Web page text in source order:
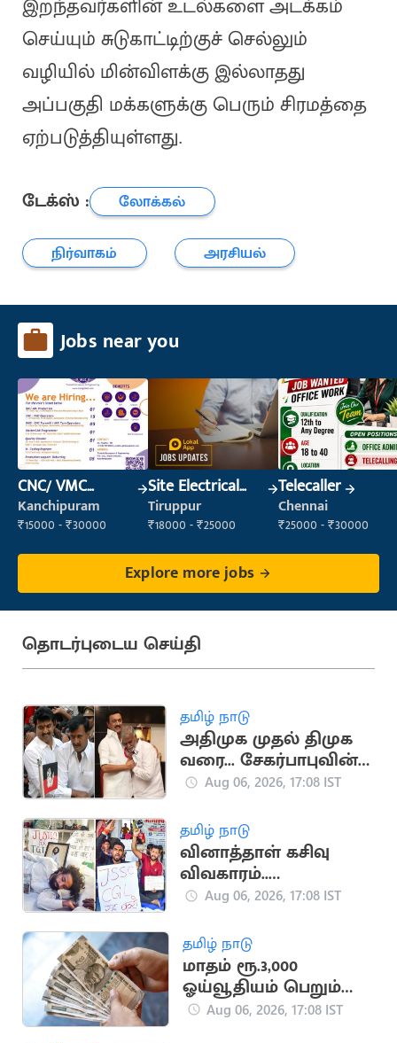
இறந்தவர்களின் உடல்களை அடக்கம்
செய்யும் சுடுகாட்டிற்குச் செல்லும்
வழியில் மின்விளக்கு இல்லாதது
அப்பகுதி மக்களுக்கு பெரும் சிரமத்தை
ஏற்படுத்தியுள்ளது.
டேக்ஸ் :
லோக்கல்
நிர்வாகம்
அரசியல்
Jobs near you
CNC/ VMC
Operator
Kanchipuram
₹15000 - ₹30000
Site Electrical
Engineer
Tiruppur
₹18000 - ₹25000
Telecaller
Chennai
₹25000 - ₹30000
Explore more jobs
தொடர்புடைய செய்தி
தமிழ் நாடு
அதிமுக முதல் திமுக
வரை... சேகர்பாபுவின்
அரசியல் பயணம்
Aug 06, 2026, 17:08 IST
தமிழ் நாடு
வினாத்தாள் கசிவு
விவகாரம்..
ஜார்க்கண்டில் 13-வது
உண்ணாவிரதம்
Aug 06, 2026, 17:08 IST
தமிழ் நாடு
மாதம் ரூ.3,000
ஓய்வூதியம் பெறும்
அரசு திட்டம்
Aug 06, 2026, 17:08 IST